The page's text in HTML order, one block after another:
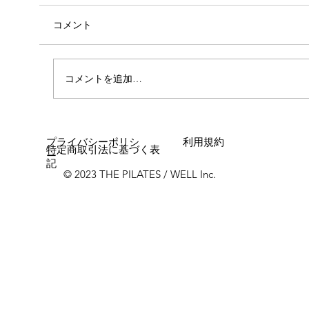
心斎橋店 店長就任！！
コメント
コメントを追加…
© 2023 THE PILATES / WELL Inc.
プライバシーポリシ
ー
利用規約
特定商取引法に基づく表
記